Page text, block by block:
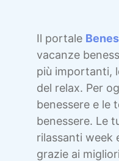
Il portale
vacanze
più importanti,
del relax. Per
benessere e le
benessere. Le
rilassanti week
grazie ai